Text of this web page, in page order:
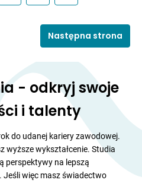
Następna strona
- odkryj swoje
i talenty
do udanej kariery zawodowej.
wyższe wykształcenie. Studia
perspektywy na lepszą
Jeśli więc masz świadectwo